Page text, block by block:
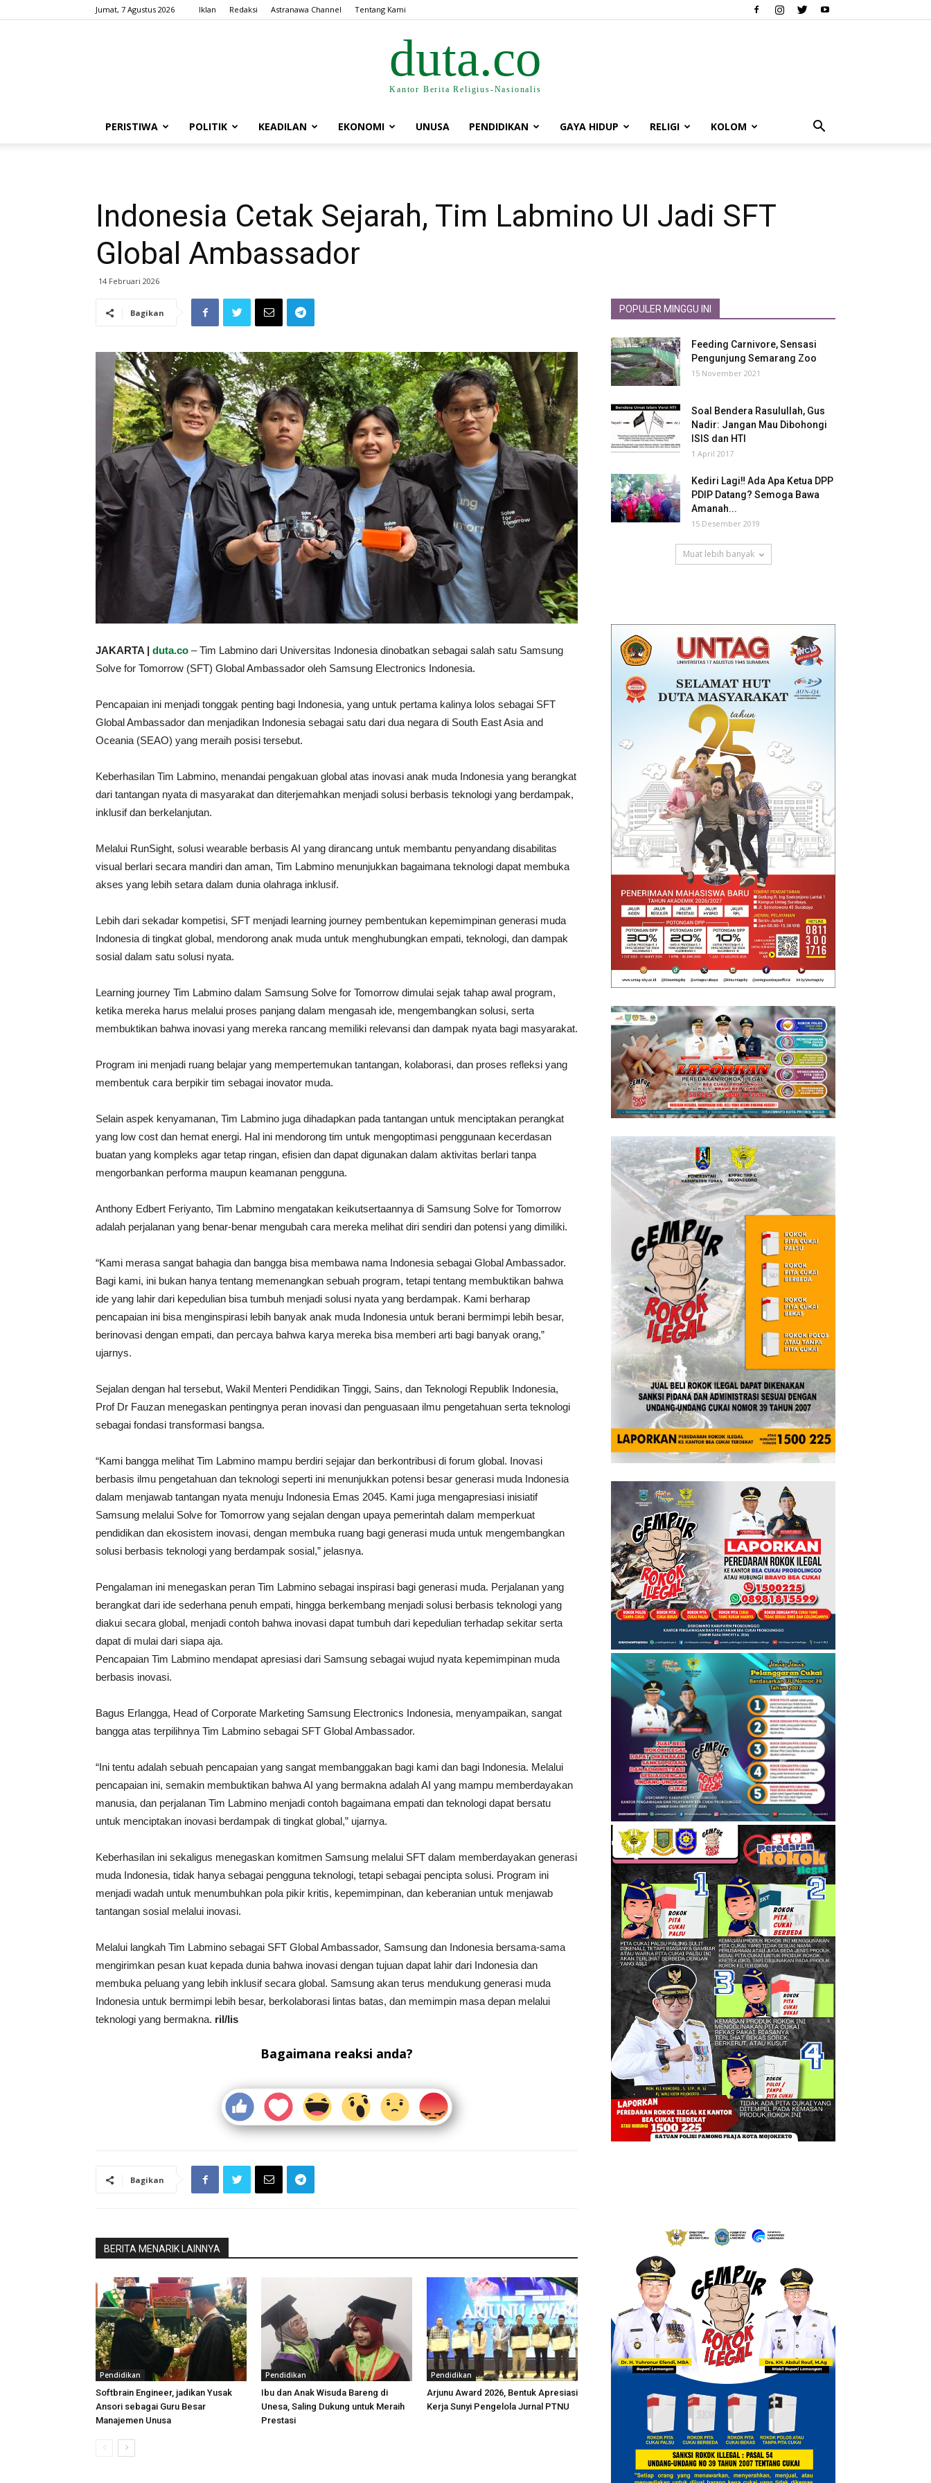
Jumat, 7 Agustus 2026 Iklan Redaksi Astranawa Channel Tentang Kami
duta.co
Kantor Berita Religius-Nasionalis
PERISTIWA POLITIK KEADILAN EKONOMI UNUSA PENDIDIKAN GAYA HIDUP RELIGI KOLOM
Indonesia Cetak Sejarah, Tim Labmino UI Jadi SFT
Global Ambassador
14 Februari 2026
Bagikan
JAKARTA | duta.co – Tim Labmino dari Universitas Indonesia dinobatkan sebagai salah satu Samsung
Solve for Tomorrow (SFT) Global Ambassador oleh Samsung Electronics Indonesia.
Pencapaian ini menjadi tonggak penting bagi Indonesia, yang untuk pertama kalinya lolos sebagai SFT
Global Ambassador dan menjadikan Indonesia sebagai satu dari dua negara di South East Asia and
Oceania (SEAO) yang meraih posisi tersebut.
Keberhasilan Tim Labmino, menandai pengakuan global atas inovasi anak muda Indonesia yang berangkat
dari tantangan nyata di masyarakat dan diterjemahkan menjadi solusi berbasis teknologi yang berdampak,
inklusif dan berkelanjutan.
Melalui RunSight, solusi wearable berbasis AI yang dirancang untuk membantu penyandang disabilitas
visual berlari secara mandiri dan aman, Tim Labmino menunjukkan bagaimana teknologi dapat membuka
akses yang lebih setara dalam dunia olahraga inklusif.
Lebih dari sekadar kompetisi, SFT menjadi learning journey pembentukan kepemimpinan generasi muda
Indonesia di tingkat global, mendorong anak muda untuk menghubungkan empati, teknologi, dan dampak
sosial dalam satu solusi nyata.
Learning journey Tim Labmino dalam Samsung Solve for Tomorrow dimulai sejak tahap awal program,
ketika mereka harus melalui proses panjang dalam mengasah ide, mengembangkan solusi, serta
membuktikan bahwa inovasi yang mereka rancang memiliki relevansi dan dampak nyata bagi masyarakat.
Program ini menjadi ruang belajar yang mempertemukan tantangan, kolaborasi, dan proses refleksi yang
membentuk cara berpikir tim sebagai inovator muda.
Selain aspek kenyamanan, Tim Labmino juga dihadapkan pada tantangan untuk menciptakan perangkat
yang low cost dan hemat energi. Hal ini mendorong tim untuk mengoptimasi penggunaan kecerdasan
buatan yang kompleks agar tetap ringan, efisien dan dapat digunakan dalam aktivitas berlari tanpa
mengorbankan performa maupun keamanan pengguna.
Anthony Edbert Feriyanto, Tim Labmino mengatakan keikutsertaannya di Samsung Solve for Tomorrow
adalah perjalanan yang benar-benar mengubah cara mereka melihat diri sendiri dan potensi yang dimiliki.
“Kami merasa sangat bahagia dan bangga bisa membawa nama Indonesia sebagai Global Ambassador.
Bagi kami, ini bukan hanya tentang memenangkan sebuah program, tetapi tentang membuktikan bahwa
ide yang lahir dari kepedulian bisa tumbuh menjadi solusi nyata yang berdampak. Kami berharap
pencapaian ini bisa menginspirasi lebih banyak anak muda Indonesia untuk berani bermimpi lebih besar,
berinovasi dengan empati, dan percaya bahwa karya mereka bisa memberi arti bagi banyak orang,”
ujarnys.
Sejalan dengan hal tersebut, Wakil Menteri Pendidikan Tinggi, Sains, dan Teknologi Republik Indonesia,
Prof Dr Fauzan menegaskan pentingnya peran inovasi dan penguasaan ilmu pengetahuan serta teknologi
sebagai fondasi transformasi bangsa.
“Kami bangga melihat Tim Labmino mampu berdiri sejajar dan berkontribusi di forum global. Inovasi
berbasis ilmu pengetahuan dan teknologi seperti ini menunjukkan potensi besar generasi muda Indonesia
dalam menjawab tantangan nyata menuju Indonesia Emas 2045. Kami juga mengapresiasi inisiatif
Samsung melalui Solve for Tomorrow yang sejalan dengan upaya pemerintah dalam memperkuat
pendidikan dan ekosistem inovasi, dengan membuka ruang bagi generasi muda untuk mengembangkan
solusi berbasis teknologi yang berdampak sosial,” jelasnya.
Pengalaman ini menegaskan peran Tim Labmino sebagai inspirasi bagi generasi muda. Perjalanan yang
berangkat dari ide sederhana penuh empati, hingga berkembang menjadi solusi berbasis teknologi yang
diakui secara global, menjadi contoh bahwa inovasi dapat tumbuh dari kepedulian terhadap sekitar serta
dapat di mulai dari siapa aja.
Pencapaian Tim Labmino mendapat apresiasi dari Samsung sebagai wujud nyata kepemimpinan muda
berbasis inovasi.
Bagus Erlangga, Head of Corporate Marketing Samsung Electronics Indonesia, menyampaikan, sangat
bangga atas terpilihnya Tim Labmino sebagai SFT Global Ambassador.
“Ini tentu adalah sebuah pencapaian yang sangat membanggakan bagi kami dan bagi Indonesia. Melalui
pencapaian ini, semakin membuktikan bahwa AI yang bermakna adalah AI yang mampu memberdayakan
manusia, dan perjalanan Tim Labmino menjadi contoh bagaimana empati dan teknologi dapat bersatu
untuk menciptakan inovasi berdampak di tingkat global,” ujarnya.
Keberhasilan ini sekaligus menegaskan komitmen Samsung melalui SFT dalam memberdayakan generasi
muda Indonesia, tidak hanya sebagai pengguna teknologi, tetapi sebagai pencipta solusi. Program ini
menjadi wadah untuk menumbuhkan pola pikir kritis, kepemimpinan, dan keberanian untuk menjawab
tantangan sosial melalui inovasi.
Melalui langkah Tim Labmino sebagai SFT Global Ambassador, Samsung dan Indonesia bersama-sama
mengirimkan pesan kuat kepada dunia bahwa inovasi dengan tujuan dapat lahir dari Indonesia dan
membuka peluang yang lebih inklusif secara global. Samsung akan terus mendukung generasi muda
Indonesia untuk bermimpi lebih besar, berkolaborasi lintas batas, dan memimpin masa depan melalui
teknologi yang bermakna. ril/lis
Bagaimana reaksi anda?
Bagikan
BERITA MENARIK LAINNYA
Pendidikan
Softbrain Engineer, jadikan Yusak
Ansori sebagai Guru Besar
Manajemen Unusa
Pendidikan
Ibu dan Anak Wisuda Bareng di
Unesa, Saling Dukung untuk Meraih
Prestasi
Pendidikan
Arjunu Award 2026, Bentuk Apresiasi
Kerja Sunyi Pengelola Jurnal PTNU
POPULER MINGGU INI
Feeding Carnivore, Sensasi
Pengunjung Semarang Zoo
15 November 2021
Soal Bendera Rasulullah, Gus
Nadir: Jangan Mau Dibohongi
ISIS dan HTI
1 April 2017
Kediri Lagi‼ Ada Apa Ketua DPP
PDIP Datang? Semoga Bawa
Amanah...
15 Desember 2019
Muat lebih banyak